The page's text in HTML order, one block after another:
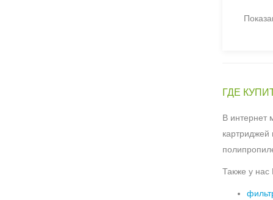
ГДЕ
В интернет
Также у нас